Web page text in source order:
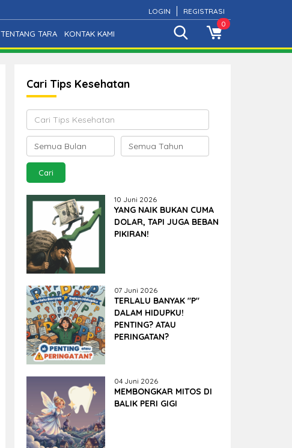
REGISTRASI
LOGIN
TENTANG TARA KONTAK KAMI
0
Cari Tips Kesehatan
10 Juni 2026
YANG NAIK BUKAN CUMA
DOLAR, TAPI JUGA BEBAN
PIKIRAN!
07 Juni 2026
TERLALU BANYAK "P"
DALAM HIDUPKU!
PENTING? ATAU
PERINGATAN?
04 Juni 2026
MEMBONGKAR MITOS DI
BALIK PERI GIGI